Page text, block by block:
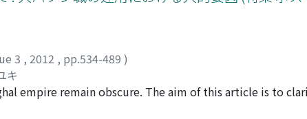
society, the kind of relationship they built with the
was created among the yoruk in Rumeli. In the
in Rumeli participated in battles as soldiers in time of
of peace. The central government and the yoruk in
types of labor service, but because the yoruk in
and peace, the central government never dismantled the
ceased to be mobilized as laborers or soldiers during
3 , 2012 , pp.534-489 )
キ
empire remain obscure. The aim of this article is to
military administration in the state system, and